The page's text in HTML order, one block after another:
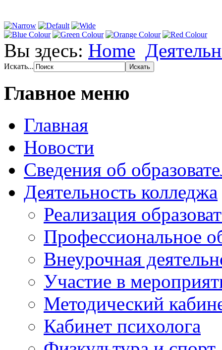
Вы здесь: Home
Искать...
Главное меню
Главная
Новости
Сведения об
Деятельность колледжа
Реализация
Профессиональное
Внеурочная
Участие в
Методический
Кабинет психолога